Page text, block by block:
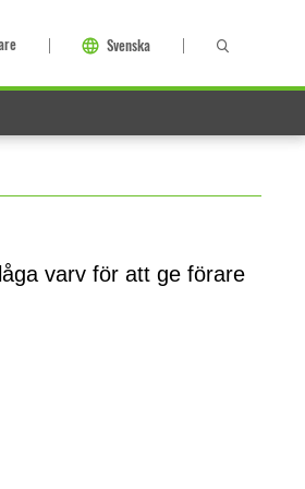
Svenska
varv för att ge förare